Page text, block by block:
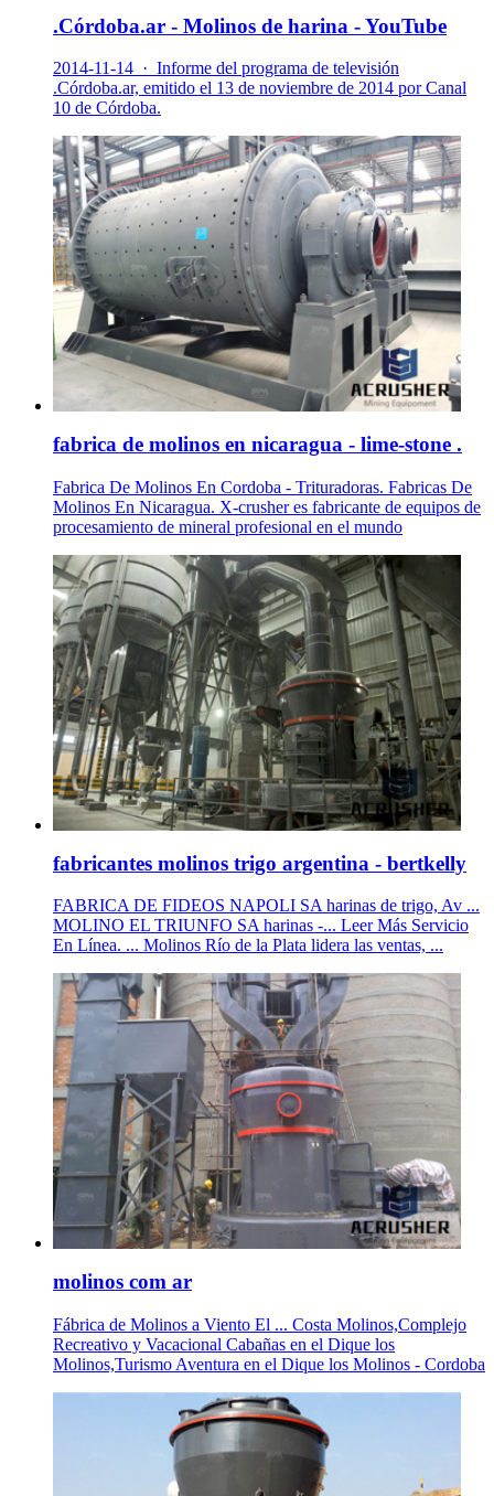
.Córdoba.ar - Molinos de harina - YouTube
2014-11-14 · Informe del programa de televisión
.Córdoba.ar, emitido el 13 de noviembre de 2014 por Canal
10 de Córdoba.
fabrica de molinos en nicaragua - lime-stone .
Fabrica De Molinos En Cordoba - Trituradoras. Fabricas De
Molinos En Nicaragua. X-crusher es fabricante de equipos de
procesamiento de mineral profesional en el mundo
fabricantes molinos trigo argentina - bertkelly
FABRICA DE FIDEOS NAPOLI SA harinas de trigo, Av ...
MOLINO EL TRIUNFO SA harinas -... Leer Más Servicio
En Línea. ... Molinos Río de la Plata lidera las ventas, ...
molinos com ar
Fábrica de Molinos a Viento El ... Costa Molinos,Complejo
Recreativo y Vacacional Cabañas en el Dique los
Molinos,Turismo Aventura en el Dique los Molinos - Cordoba